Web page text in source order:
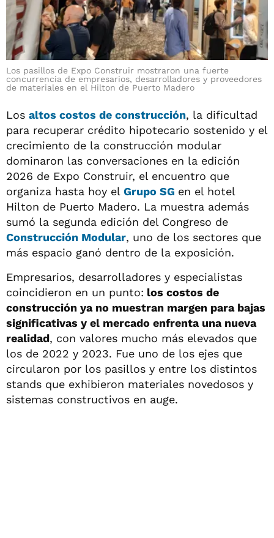
Los pasillos de Expo Construir mostraron una fuerte
concurrencia de empresarios, desarrolladores y proveedores
de materiales en el Hilton de Puerto Madero
Los altos costos de construcción, la dificultad
para recuperar crédito hipotecario sostenido y el
crecimiento de la construcción modular
dominaron las conversaciones en la edición
2026 de Expo Construir, el encuentro que
organiza hasta hoy el Grupo SG en el hotel
Hilton de Puerto Madero. La muestra además
sumó la segunda edición del Congreso de
Construcción Modular, uno de los sectores que
más espacio ganó dentro de la exposición.
Empresarios, desarrolladores y especialistas
coincidieron en un punto: los costos de
construcción ya no muestran margen para bajas
significativas y el mercado enfrenta una nueva
realidad, con valores mucho más elevados que
los de 2022 y 2023. Fue uno de los ejes que
circularon por los pasillos y entre los distintos
stands que exhibieron materiales novedosos y
sistemas constructivos en auge.